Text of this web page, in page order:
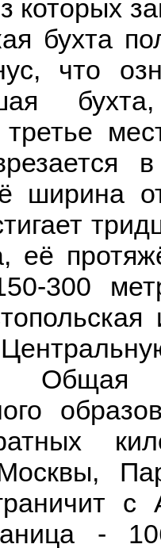
которых
бухта
что
третье
ширина
300
Общая
с
-